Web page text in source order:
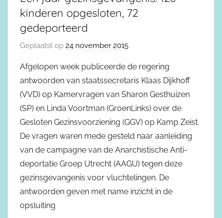
kinderen opgesloten, 72
gedeporteerd
Geplaatst op 24 november 2015
Afgelopen week publiceerde de regering
antwoorden van staatssecretaris Klaas Dijkhoff
(VVD) op Kamervragen van Sharon Gesthuizen
(SP) en Linda Voortman (GroenLinks) over de
Gesloten Gezinsvoorziening (GGV) op Kamp Zeist.
De vragen waren mede gesteld naar aanleiding
van de campagne van de Anarchistische Anti-
deportatie Groep Utrecht (AAGU) tegen deze
gezinsgevangenis voor vluchtelingen. De
antwoorden geven met name inzicht in de
opsluiting